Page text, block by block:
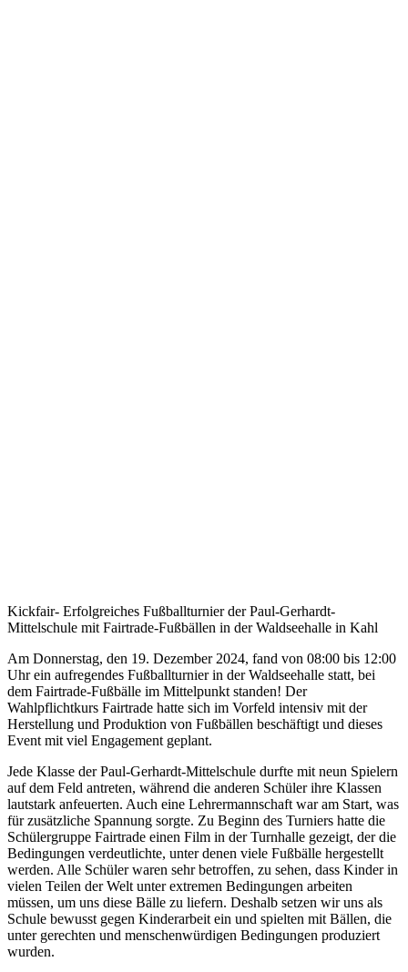
Kickfair- Erfolgreiches Fußballturnier der Paul-Gerhardt-
Mittelschule mit Fairtrade-Fußbällen in der Waldseehalle in Kahl
Am Donnerstag, den 19. Dezember 2024, fand von 08:00 bis 12:00
Uhr ein aufregendes Fußballturnier in der Waldseehalle statt, bei
dem Fairtrade-Fußbälle im Mittelpunkt standen! Der
Wahlpflichtkurs Fairtrade hatte sich im Vorfeld intensiv mit der
Herstellung und Produktion von Fußbällen beschäftigt und dieses
Event mit viel Engagement geplant.
Jede Klasse der Paul-Gerhardt-Mittelschule durfte mit neun Spielern
auf dem Feld antreten, während die anderen Schüler ihre Klassen
lautstark anfeuerten. Auch eine Lehrermannschaft war am Start, was
für zusätzliche Spannung sorgte. Zu Beginn des Turniers hatte die
Schülergruppe Fairtrade einen Film in der Turnhalle gezeigt, der die
Bedingungen verdeutlichte, unter denen viele Fußbälle hergestellt
werden. Alle Schüler waren sehr betroffen, zu sehen, dass Kinder in
vielen Teilen der Welt unter extremen Bedingungen arbeiten
müssen, um uns diese Bälle zu liefern. Deshalb setzen wir uns als
Schule bewusst gegen Kinderarbeit ein und spielten mit Bällen, die
unter gerechten und menschenwürdigen Bedingungen produziert
wurden.